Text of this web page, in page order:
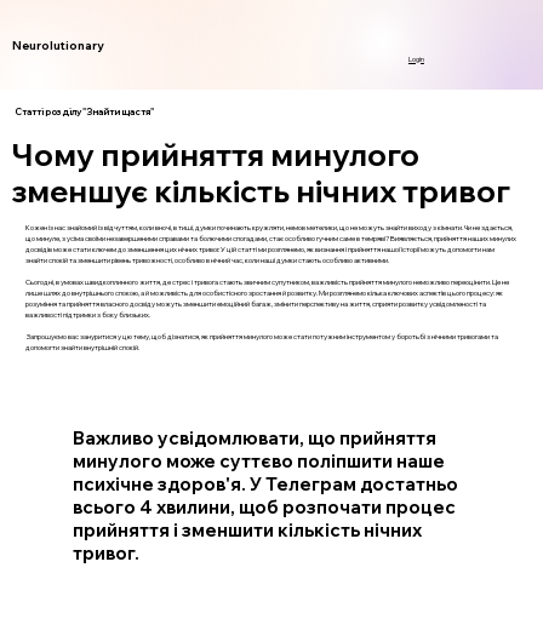
Neurolutionary
Login
Статті розділу "Знайти щастя"
Чому прийняття минулого
зменшує кількість нічних тривог
Кожен із нас знайомий із відчуттям, коли вночі, в тиші, думки починають кружляти, немов метелики, що не можуть знайти виходу з кімнати. Чи не здається,
що минуле, з усіма своїми незавершеними справами та болючими спогадами, стає особливо гучним саме в темряві? Виявляється, прийняття наших минулих
досвідів може стати ключем до зменшення цих нічних тривог. У цій статті ми розглянемо, як визнання і прийняття нашої історії можуть допомогти нам
знайти спокій та зменшити рівень тривожності, особливо в нічний час, коли наші думки стають особливо активними.
Сьогодні, в умовах швидкоплинного життя, де стрес і тривога стають звичним супутником, важливість прийняття минулого неможливо переоцінити. Це не
лише шлях до внутрішнього спокою, а й можливість для особистісного зростання й розвитку. Ми розглянемо кілька ключових аспектів цього процесу: як
розуміння та прийняття власного досвіду можуть зменшити емоційний багаж, змінити перспективу на життя, сприяти розвитку усвідомленості та
важливості підтримки з боку близьких.
Запрошуємо вас зануритися у цю тему, щоб дізнатися, як прийняття минулого може стати потужним інструментом у боротьбі з нічними тривогами та
допомогти знайти внутрішній спокій.
Важливо усвідомлювати, що прийняття
минулого може суттєво поліпшити наше
психічне здоров'я. У Телеграм достатньо
всього 4 хвилини, щоб розпочати процес
прийняття і зменшити кількість нічних
тривог.